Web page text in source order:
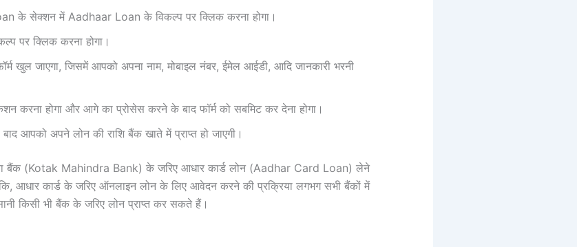
के सेक्शन में Aadhaar Loan के विकल्प पर क्लिक करना होगा।
पर क्लिक करना होगा।
खुल जाएगा, जिसमें आपको अपना नाम, मोबाइल नंबर, ईमेल आईडी, आदि जानकारी भरनी
करना होगा और आगे का प्रोसेस करने के बाद फॉर्म को सबमिट कर देना होगा।
आपको अपने लोन की राशि बैंक खाते में प्राप्त हो जाएगी।
बैंक (Kotak Mahindra Bank) के जरिए आधार कार्ड लोन (Aadhar Card Loan) लेने
आधार कार्ड के जरिए ऑनलाइन लोन के लिए आवेदन करने की प्रक्रिया लगभग सभी बैंकों में
किसी भी बैंक के जरिए लोन प्राप्त कर सकते हैं।